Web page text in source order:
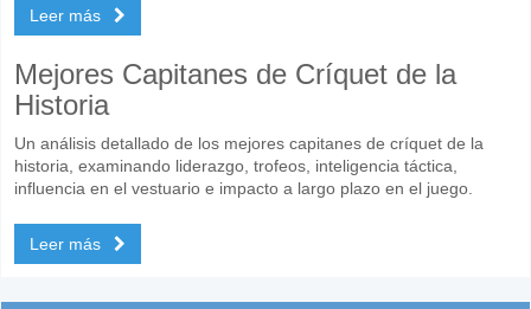
Leer más
Mejores Capitanes de Críquet de la
Historia
Un análisis detallado de los mejores capitanes de críquet de la
historia, examinando liderazgo, trofeos, inteligencia táctica,
influencia en el vestuario e impacto a largo plazo en el juego.
Leer más